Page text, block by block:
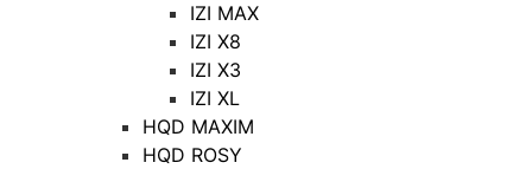
IZI MAX
IZI X8
IZI X3
IZI XL
HQD MAXIM
HQD ROSY